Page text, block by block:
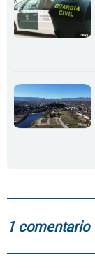
1 comentario